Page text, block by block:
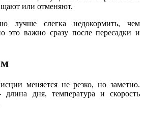
или отменяют.
лучше слегка недокормить, чем
это важно сразу после пересадки и
меняется не резко, но заметно.
дня, температура и скорость